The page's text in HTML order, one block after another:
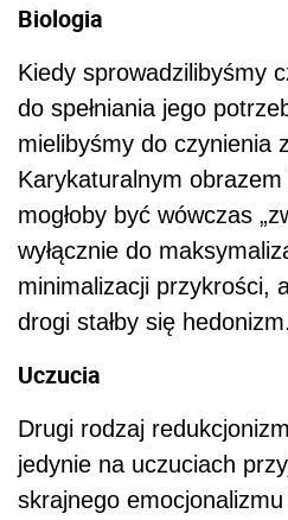
Biologia
Kiedy sprowadzilibyśmy
do spełniania jego
mielibyśmy do czynienia
Karykaturalnym
mogłoby być wówczas
wyłącznie do
minimalizacji przykrości,
drogi stałby się hedonizm.
Uczucia
Drugi rodzaj
jedynie na uczuciach
skrajnego emocjonalizmu